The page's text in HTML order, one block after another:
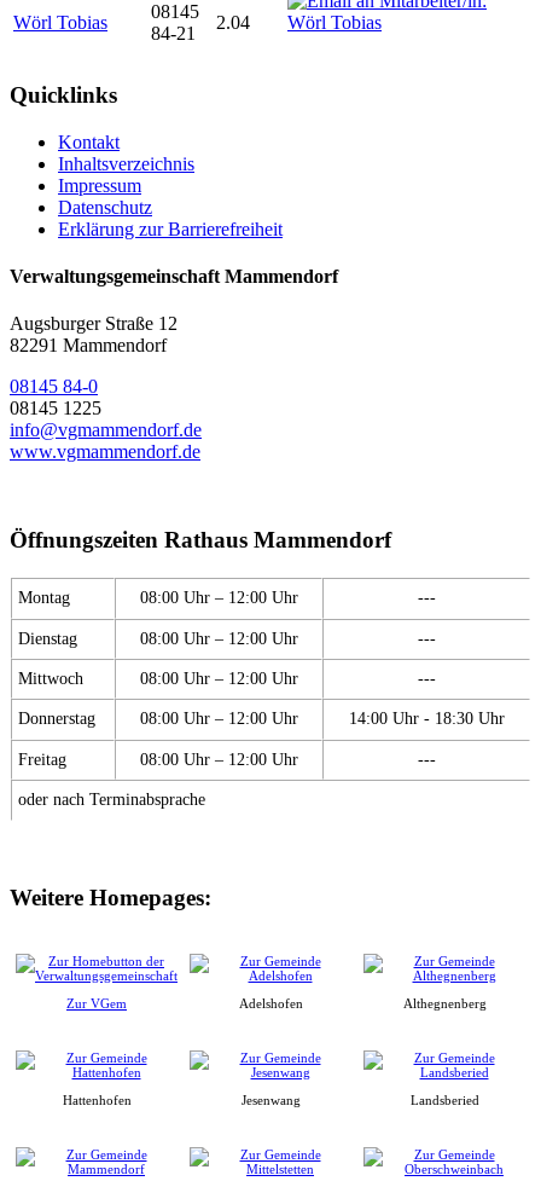
Wörl Tobias
08145
84-21
2.04
Quicklinks
Kontakt
Inhaltsverzeichnis
Impressum
Datenschutz
Erklärung zur Barrierefreiheit
Verwaltungsgemeinschaft Mammendorf
Augsburger Straße 12
82291 Mammendorf
08145 84-0
08145 1225
info@vgmammendorf.de
www.vgmammendorf.de
Öffnungszeiten Rathaus Mammendorf
Montag 08:00 Uhr – 12:00 Uhr ---
Dienstag 08:00 Uhr – 12:00 Uhr ---
Mittwoch 08:00 Uhr – 12:00 Uhr ---
Donnerstag 08:00 Uhr – 12:00 Uhr 14:00 Uhr - 18:30 Uhr
Freitag 08:00 Uhr – 12:00 Uhr ---
oder nach Terminabsprache
Weitere Homepages:
Zur VGem Adelshofen Althegnenberg
Hattenhofen Jesenwang Landsberied